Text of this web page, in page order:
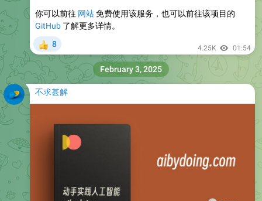
你可以前往 网站免费使用该服务，也可以前往该项目的
GitHub 了解更多详情。
8 4.25K 01:54
不求甚解
February 3, 2025